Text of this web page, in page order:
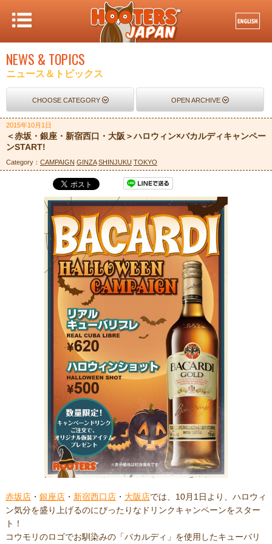
NEWS & TOPICS
ニュース＆トピックス
CHOOSE CATEGORY OPEN ARCHIVE
2015年10月1日
＜赤坂・銀座・新宿西口・大阪＞ハロウィン×バカルディキャンペー
ンSTART!
Category： CAMPAIGN GINZA SHINJUKU TOKYO
赤坂店・ 銀座店・ 新宿西口店・ 大阪店では、10月1日より、ハロウィ
ン気分を盛り上げるのにぴったりなドリンクキャンペーンをスター
ト！
コウモリのロゴでお馴染みの「バカルディ」を使用したキューバリ